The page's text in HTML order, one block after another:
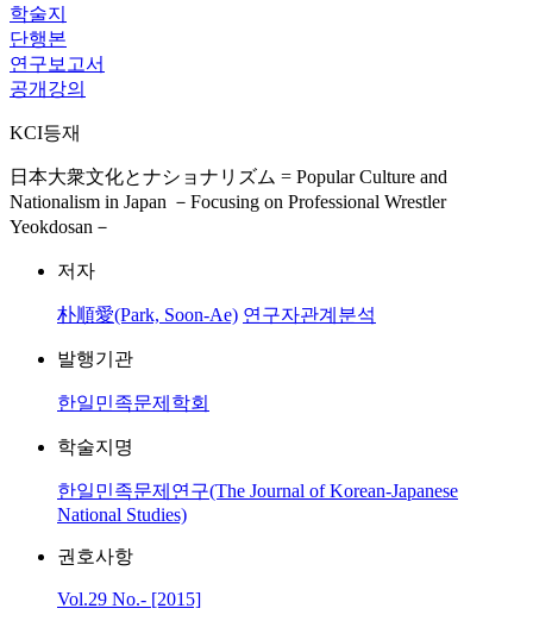
학술지
단행본
연구보고서
공개강의
KCI등재
日本大衆文化とナショナリズム = Popular Culture and
Nationalism in Japan －Focusing on Professional Wrestler
Yeokdosan－
저자
朴順愛(Park, Soon-Ae) 연구자관계분석
발행기관
한일민족문제학회
학술지명
한일민족문제연구(The Journal of Korean-Japanese
National Studies)
권호사항
Vol.29 No.- [2015]